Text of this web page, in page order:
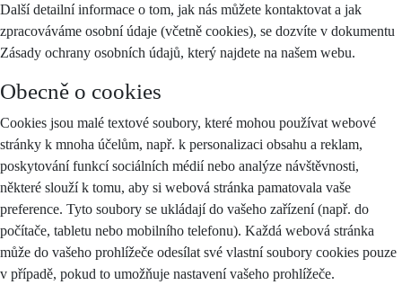
Další detailní informace o tom, jak nás můžete kontaktovat a jak
zpracováváme osobní údaje (včetně cookies), se dozvíte v dokumentu
Zásady ochrany osobních údajů, který najdete na našem webu.
Obecně o cookies
Cookies jsou malé textové soubory, které mohou používat webové
stránky k mnoha účelům, např. k personalizaci obsahu a reklam,
poskytování funkcí sociálních médií nebo analýze návštěvnosti,
některé slouží k tomu, aby si webová stránka pamatovala vaše
preference. Tyto soubory se ukládají do vašeho zařízení (např. do
počítače, tabletu nebo mobilního telefonu). Každá webová stránka
může do vašeho prohlížeče odesílat své vlastní soubory cookies pouze
v případě, pokud to umožňuje nastavení vašeho prohlížeče.